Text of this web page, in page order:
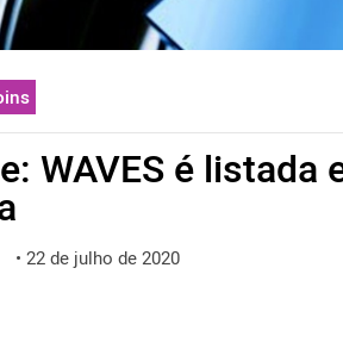
WAVES é listada
• 22 de julho de 2020